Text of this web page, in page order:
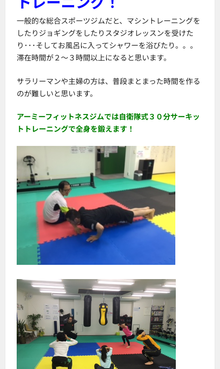
一般的な総合スポーツジムだと、マシントレーニングを
したりジョギングをしたりスタジオレッスンを受けた
り･･･そしてお風呂に入ってシャワーを浴びたり。。。
滞在時間が２～３時間以上になると思います。
サラリーマンや主婦の方は、普段まとまった時間を作る
のが難しいと思います。
アーミーフィットネスジムでは自衛隊式３０分サーキッ
トトレーニングで全身を鍛えます！